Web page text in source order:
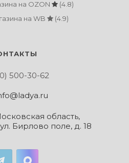
на OZON
(4.8)
на WB
(4.9)
500-30-62
область,
Бирлово поле, д. 18